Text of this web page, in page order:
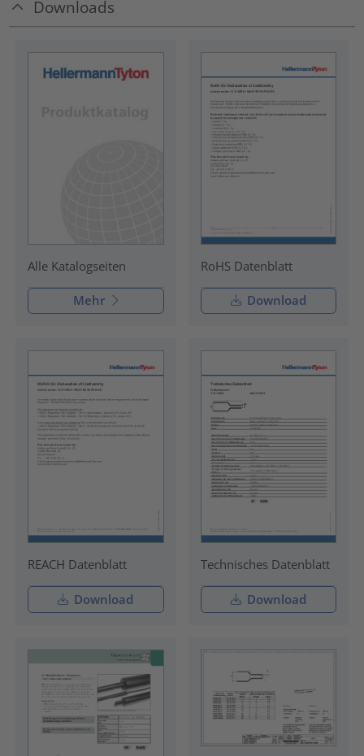
Downloads
Alle Katalogseiten
Mehr
RoHS Datenblatt
Download
REACH Datenblatt
Download
Technisches Datenblatt
Download